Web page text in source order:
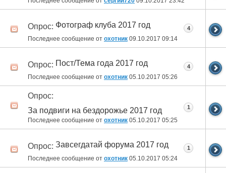
Опрос: Фотограф клуба 2017 год
Последнее сообщение от охотник 09.10.2017 09:14
4
Опрос: Пост/Тема года 2017 год
Последнее сообщение от охотник 05.10.2017 05:26
4
Опрос:
За подвиги на бездорожье 2017 год
Последнее сообщение от охотник 05.10.2017 05:25
1
Опрос: Завсегдатай форума 2017 год
Последнее сообщение от охотник 05.10.2017 05:24
1